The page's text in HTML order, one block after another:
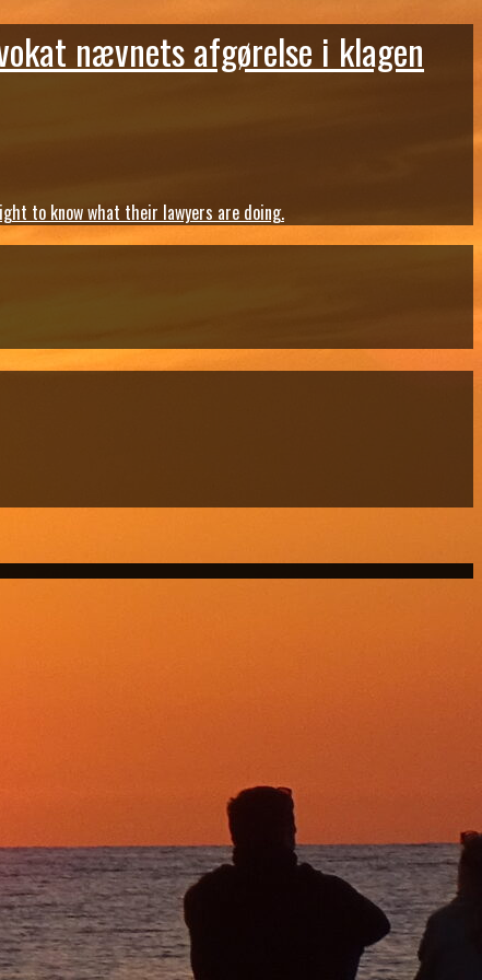
nævnets afgørelse i klagen
to know what their lawyers are doing.